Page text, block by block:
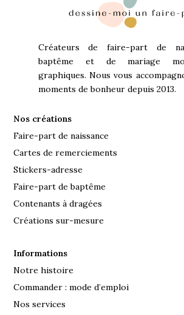
Créateurs de faire-part de
baptême et de mariage
graphiques. Nous vous
moments de bonheur depuis 2013.
Nos créations
Faire-part de naissance
Cartes de remerciements
Stickers-adresse
Faire-part de baptême
Contenants à dragées
Créations sur-mesure
Informations
Notre histoire
Commander : mode d’emploi
Nos services